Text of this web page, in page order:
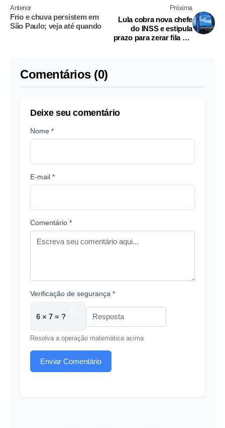
Anterior
Frio e chuva persistem em
São Paulo; veja até quando
Próxima
Lula cobra nova chefe
do INSS e estipula
prazo para zerar fila até
Comentários (0)
Deixe seu comentário
Nome *
E-mail *
Comentário *
Verificação de segurança *
6 × 7 = ?
Resolva a operação matemática acima
Enviar Comentário